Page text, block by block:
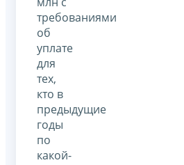
требованиями
об
уплате
для
тех,
кто в
предыдущие
годы
по
какой-